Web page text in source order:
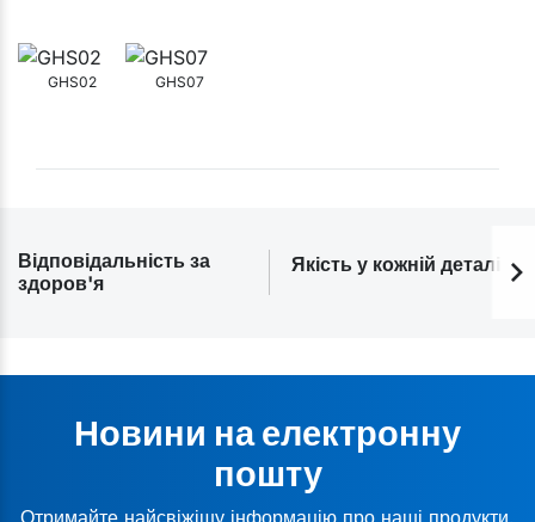
GHS02 GHS07
Відповідальність за
здоров'я
Якість у кожній деталі
Новини на електронну
пошту
Отримайте найсвіжішу інформацію про наші продукти.